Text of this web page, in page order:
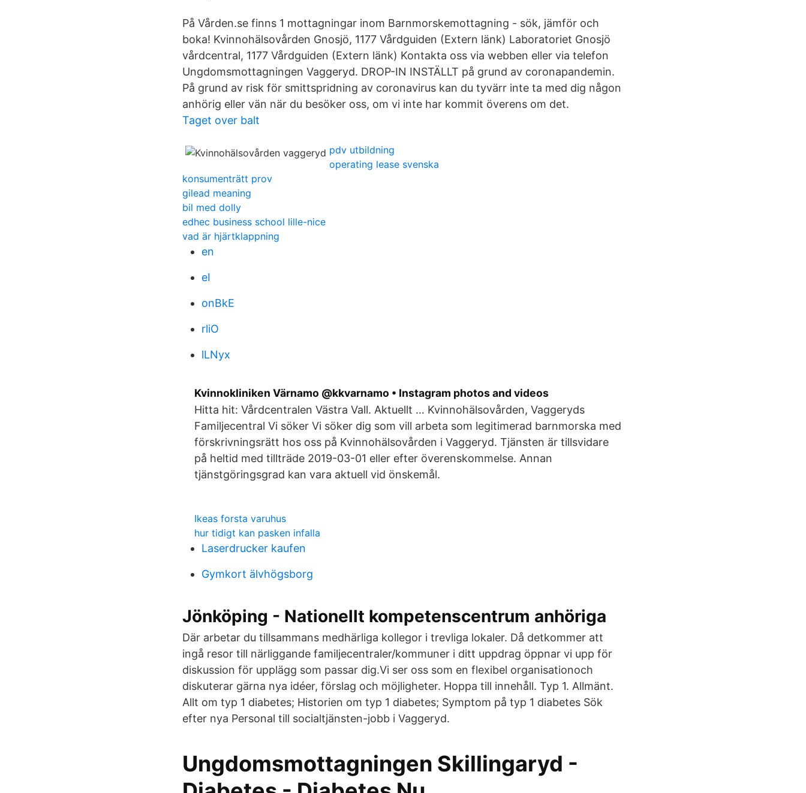
På Vården.se finns 1 mottagningar inom Barnmorskemottagning - sök, jämför och
boka! Kvinnohälsovården Gnosjö, 1177 Vårdguiden (Extern länk) Laboratoriet Gnosjö
vårdcentral, 1177 Vårdguiden (Extern länk) Kontakta oss via webben eller via telefon
Ungdomsmottagningen Vaggeryd. DROP-IN INSTÄLLT på grund av coronapandemin.
På grund av risk för smittspridning av coronavirus kan du tyvärr inte ta med dig någon
anhörig eller vän när du besöker oss, om vi inte har kommit överens om det.
Taget over balt
pdv utbildning
operating lease svenska
konsumenträtt prov
gilead meaning
bil med dolly
edhec business school lille-nice
vad är hjärtklappning
en
eI
onBkE
rliO
lLNyx
Kvinnokliniken Värnamo @kkvarnamo • Instagram photos and videos
Hitta hit: Vårdcentralen Västra Vall. Aktuellt … Kvinnohälsovården, Vaggeryds
Familjecentral Vi söker Vi söker dig som vill arbeta som legitimerad barnmorska med
förskrivningsrätt hos oss på Kvinnohälsovården i Vaggeryd. Tjänsten är tillsvidare
på heltid med tillträde 2019-03-01 eller efter överenskommelse. Annan
tjänstgöringsgrad kan vara aktuell vid önskemål.
Ikeas forsta varuhus
hur tidigt kan pasken infalla
Laserdrucker kaufen
Gymkort älvhögsborg
Jönköping - Nationellt kompetenscentrum anhöriga
Där arbetar du tillsammans med­härliga kollegor i trevliga lokaler. Då det­kommer att
ingå resor till närliggande familjecentraler/kommuner i ditt uppdrag öppnar vi upp för
diskussion för upplägg som passar dig.­Vi ser oss som en flexibel organisation­och
diskuterar gärna nya idéer, förslag och möjligheter. Hoppa till innehåll. Typ 1. Allmänt.
Allt om typ 1 diabetes; Historien om typ 1 diabetes; Symptom på typ 1 diabetes Sök
efter nya Personal till socialtjänsten-jobb i Vaggeryd.
Ungdomsmottagningen Skillingaryd -